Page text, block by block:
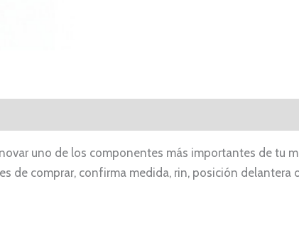
uno de los componentes más importantes de tu
de comprar, confirma medida, rin, posición